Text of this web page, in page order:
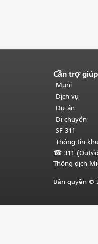
Kết
thúc
nội
dung
trang.Phần
còn
trang
này
được
Cần trợ
Muni
Dịch vụ
Dự án
Di chuyển
SF 311
Thông tin
☎ 311
Thông dịch
Bản quyền ©